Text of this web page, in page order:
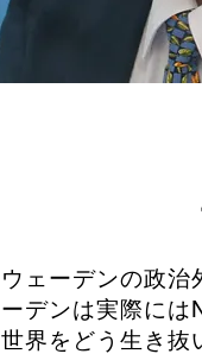
ェーデンの政
ーデンは実際に
界をどう生き抜